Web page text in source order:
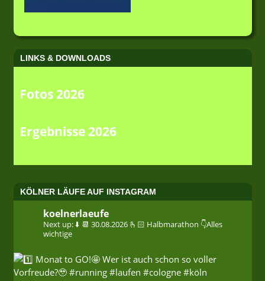
LINKS & DOWNLOADS
Fotos 2026
Ergebnisse 2026
KÖLNER LÄUFE AUF INSTAGRAM
koelnerlaeufe
Next up: ⬇️ 📆 30.08.2026 🫰🏻 Halbmarathon 👇Alles
wichtige